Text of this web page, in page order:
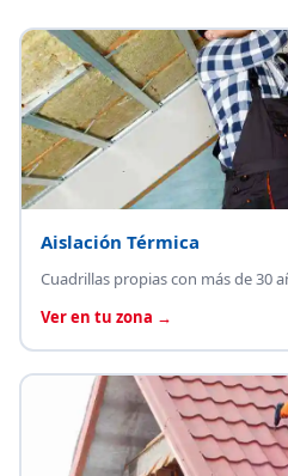
Aislación Térmica
Cuadrillas propias con más de 30
Ver en tu zona →